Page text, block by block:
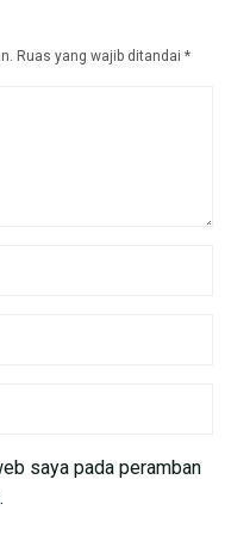
Ruas yang wajib ditandai *
saya pada peramban